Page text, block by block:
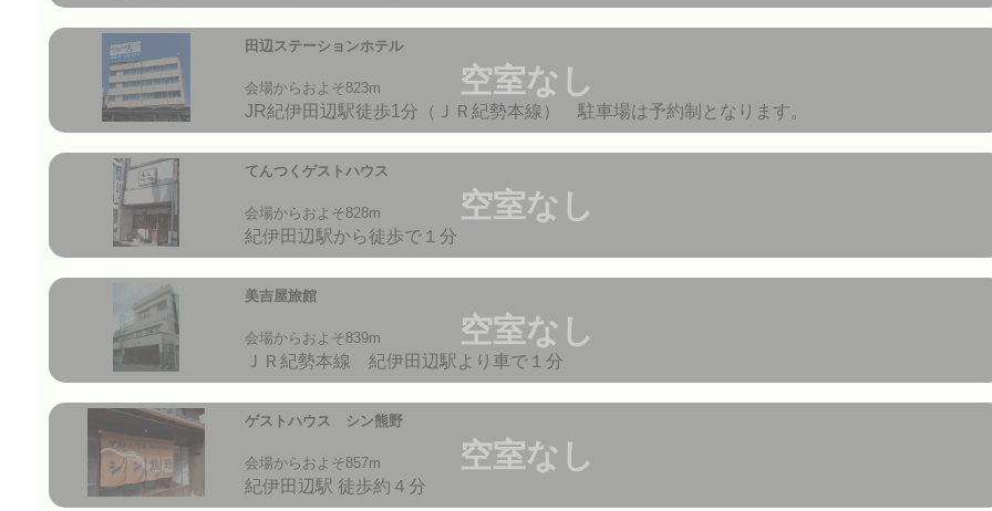
空室なし
田辺ステーションホテル
会場からおよそ823m
JR紀伊田辺駅徒歩1分（ＪＲ紀勢本線） 駐車場は予約制となります。
空室なし
てんつくゲストハウス
会場からおよそ828m
紀伊田辺駅から徒歩で１分
空室なし
美吉屋旅館
会場からおよそ839m
ＪＲ紀勢本線 紀伊田辺駅より車で１分
空室なし
ゲストハウス シン熊野
会場からおよそ857m
紀伊田辺駅 徒歩約４分